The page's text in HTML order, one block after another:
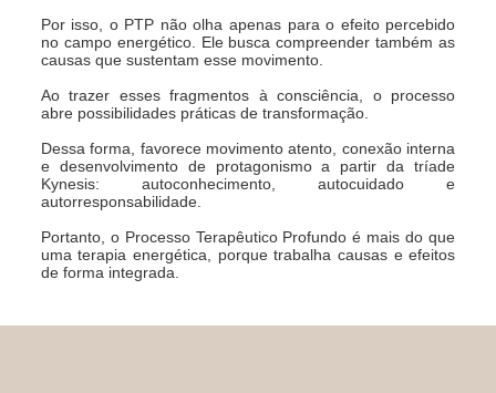
Por isso, o PTP não olha apenas para o efeito percebido
no campo energético. Ele busca compreender também as
causas que sustentam esse movimento.
Ao trazer esses fragmentos à consciência, o processo
abre possibilidades práticas de transformação.
Dessa forma, favorece movimento atento, conexão interna
e desenvolvimento de protagonismo a partir da tríade
Kynesis: autoconhecimento, autocuidado e
autorresponsabilidade.
Portanto, o Processo Terapêutico Profundo é mais do que
uma terapia energética, porque trabalha causas e efeitos
de forma integrada.